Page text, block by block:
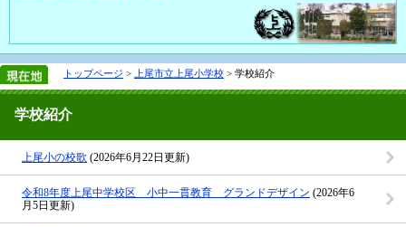
トップページ > 上尾市立上尾小学校 > 学校紹介
学校紹介
上尾小の校歌 (2026年6月22日更新)
令和8年度上尾中学校区 小中一貫教育 グランドデザイン (2026年6
月5日更新)